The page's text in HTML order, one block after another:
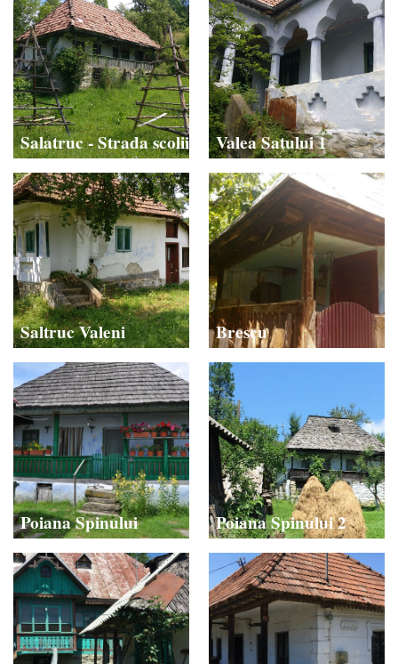
Salatruc - Strada scolii Valea Satului 1
Saltruc Valeni Brescu
Poiana Spinului Poiana Spinului 2